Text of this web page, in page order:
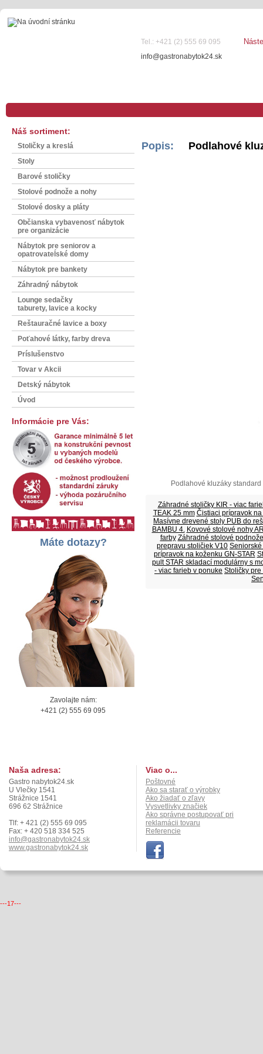
Tel.: +421 (2) 555 69 095
info@gastronabytok24.sk
Náš sortiment:
Stoličky a kreslá
Stoly
Barové stoličky
Stolové podnože a nohy
Stolové dosky a pláty
Občianska vybavenosť nábytok
pre organizácie
Nábytok pre seniorov a
opatrovateĺské domy
Nábytok pre bankety
Záhradný nábytok
Lounge sedačky
taburety, lavice a kocky
Reštauračné lavice a boxy
Poťahové látky, farby dreva
Príslušenstvo
Tovar v Akcii
Detský nábytok
Úvod
Informácie pre Vás:
Máte dotazy?
Zavolajte nám:
+421 (2) 555 69 095
Popis: Podlahové
Podlahové kluzáky
Záhradné stoličky KIR - viac
TEAK 25 mm Čistiaci prípravok
Masívne drevené stoly PUB do
BAMBU 4. Kovové stolové nohy
farby Záhradné stolové
prepravu stoličiek V10
prípravok na koženku GN-STAR
pult STAR skladací modulárny s
- viac farieb v ponuke Stoličky pre
Naša adresa:
Gastro nabytok24.sk
U Vlečky 1541
Strážnice 1541
696 62 Strážnice
Tlf: + 421 (2) 555 69 095
Fax: + 420 518 334 525
info@gastronabytok24.sk
www.gastronabytok24.sk
Viac o...
Poštovné
Ako sa starať o výrobky
Ako žiadať o zľavy
Vysvetlivky značiek
Ako správne postupovať pri
reklamácii tovaru
Referencie
---17---